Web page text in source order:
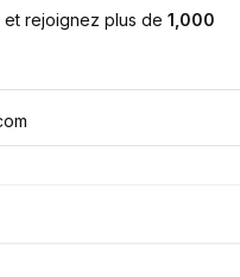
et rejoignez plus de 1,000